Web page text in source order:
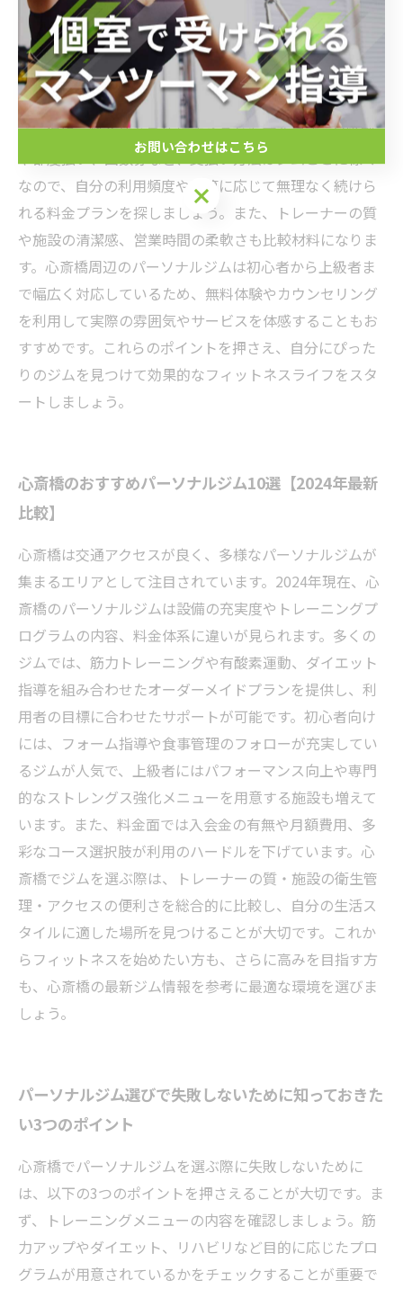
ポイントは、まず自分の目的を明確にすることです。ダ
イエットや筋力アップ、健康維持など目的によって、専
門的なトレーニングメニューや設備が異なるため、目的
に合ったプログラムを提供しているジムを選びましょ
う。次に、料金体系を比較することも重要です。月額制
や都度払い、回数券など、支払い方法はジムごとに様々
なので、自分の利用頻度や予算に応じて無理なく続けら
れる料金プランを探しましょう。また、トレーナーの質
や施設の清潔感、営業時間の柔軟さも比較材料になりま
す。心斎橋周辺のパーソナルジムは初心者から上級者ま
で幅広く対応しているため、無料体験やカウンセリング
を利用して実際の雰囲気やサービスを体感することもお
すすめです。これらのポイントを押さえ、自分にぴった
りのジムを見つけて効果的なフィットネスライフをスタ
ートしましょう。
心斎橋のおすすめパーソナルジム10選【2024年最新
比較】
心斎橋は交通アクセスが良く、多様なパーソナルジムが
集まるエリアとして注目されています。2024年現在、心
斎橋のパーソナルジムは設備の充実度やトレーニングプ
ログラムの内容、料金体系に違いが見られます。多くの
ジムでは、筋力トレーニングや有酸素運動、ダイエット
指導を組み合わせたオーダーメイドプランを提供し、利
用者の目標に合わせたサポートが可能です。初心者向け
には、フォーム指導や食事管理のフォローが充実してい
るジムが人気で、上級者にはパフォーマンス向上や専門
的なストレングス強化メニューを用意する施設も増えて
います。また、料金面では入会金の有無や月額費用、多
彩なコース選択肢が利用のハードルを下げています。心
斎橋でジムを選ぶ際は、トレーナーの質・施設の衛生管
理・アクセスの便利さを総合的に比較し、自分の生活ス
タイルに適した場所を見つけることが大切です。これか
らフィットネスを始めたい方も、さらに高みを目指す方
も、心斎橋の最新ジム情報を参考に最適な環境を選びま
しょう。
パーソナルジム選びで失敗しないために知っておきた
い3つのポイント
心斎橋でパーソナルジムを選ぶ際に失敗しないために
は、以下の3つのポイントを押さえることが大切です。ま
ず、トレーニングメニューの内容を確認しましょう。筋
力アップやダイエット、リハビリなど目的に応じたプロ
グラムが用意されているかをチェックすることが重要で
お問い合わせはこちら